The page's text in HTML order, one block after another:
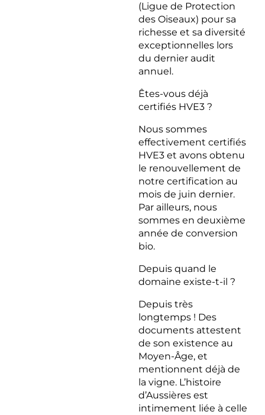
(Ligue de Protection
des Oiseaux) pour sa
richesse et sa diversité
exceptionnelles lors
du dernier audit
annuel.
Êtes-vous déjà
certifiés HVE3 ?
Nous sommes
effectivement certifiés
HVE3 et avons obtenu
le renouvellement de
notre certification au
mois de juin dernier.
Par ailleurs, nous
sommes en deuxième
année de conversion
bio.
Depuis quand le
domaine existe-t-il ?
Depuis très
longtemps ! Des
documents attestent
de son existence au
Moyen-Âge, et
mentionnent déjà de
la vigne. L’histoire
d’Aussières est
intimement liée à celle